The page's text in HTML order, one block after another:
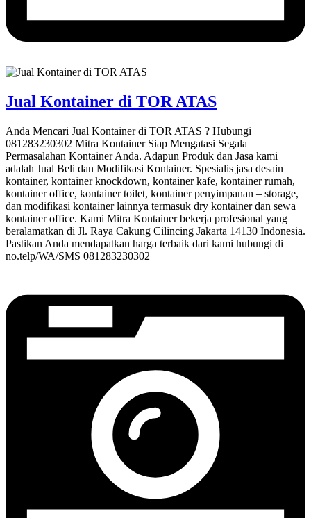
Jual Kontainer di TOR ATAS
Anda Mencari Jual Kontainer di TOR ATAS ? Hubungi
081283230302 Mitra Kontainer Siap Mengatasi Segala
Permasalahan Kontainer Anda. Adapun Produk dan Jasa kami
adalah Jual Beli dan Modifikasi Kontainer. Spesialis jasa desain
kontainer, kontainer knockdown, kontainer kafe, kontainer rumah,
kontainer office, kontainer toilet, kontainer penyimpanan – storage,
dan modifikasi kontainer lainnya termasuk dry kontainer dan sewa
kontainer office. Kami Mitra Kontainer bekerja profesional yang
beralamatkan di Jl. Raya Cakung Cilincing Jakarta 14130 Indonesia.
Pastikan Anda mendapatkan harga terbaik dari kami hubungi di
no.telp/WA/SMS 081283230302